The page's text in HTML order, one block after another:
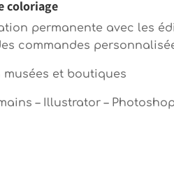
coloriage
permanente avec les
commandes
musées et boutiques
– Illustrator –